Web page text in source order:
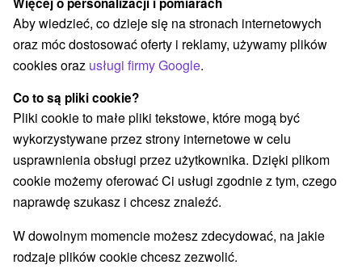
Kategorie
Wszystkie kategorie
Rafting, rafting, rafting(2)
Wieże obserwacyjne i chodniki(12)
Zamki, pałace, ruiny (11)
Skanseny(3) Teatry(7) Zamki(2)
Miejsca sakralne (6) Areny laserowe i paintball
Obiekty architektoniczne(9)
Parki miejskie i zamkowe (5) Źródła(2)
Pola golfowe(7) Tory gokartowe(3) Szlaki winne
Túry a turistické chodníky
Jaskinie(1) Tory bobslejowe(1) Kolejki linowe(2)
Atrakcje z adrenaliną(6) Atrakcje turystyczne
Aby wiedzieć, co dzieje się na stronach internetowych
oraz móc dostosować oferty i reklamy, używamy plików
cookies oraz usługi firmy Google.
Co to są pliki cookie?
Pliki cookie to małe pliki tekstowe, które mogą być
wykorzystywane przez strony internetowe w celu
usprawnienia obsługi przez użytkownika. Dzięki plikom
cookie możemy oferować Ci usługi zgodnie z tym, czego
naprawdę szukasz i chcesz znaleźć.
W dowolnym momencie możesz zdecydować, na jakie
rodzaje plików cookie chcesz zezwolić.